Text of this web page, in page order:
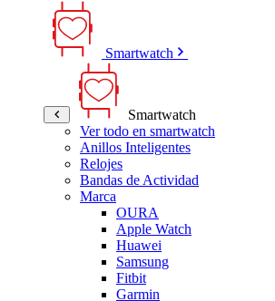
Smartwatch
Smartwatch
Ver todo en smartwatch
Anillos Inteligentes
Relojes
Bandas de Actividad
Marca
OURA
Apple Watch
Huawei
Samsung
Fitbit
Garmin